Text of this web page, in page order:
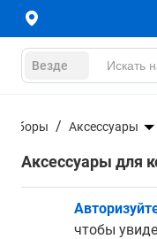
Везде
Аксессуары
Аксессуары для
чтобы